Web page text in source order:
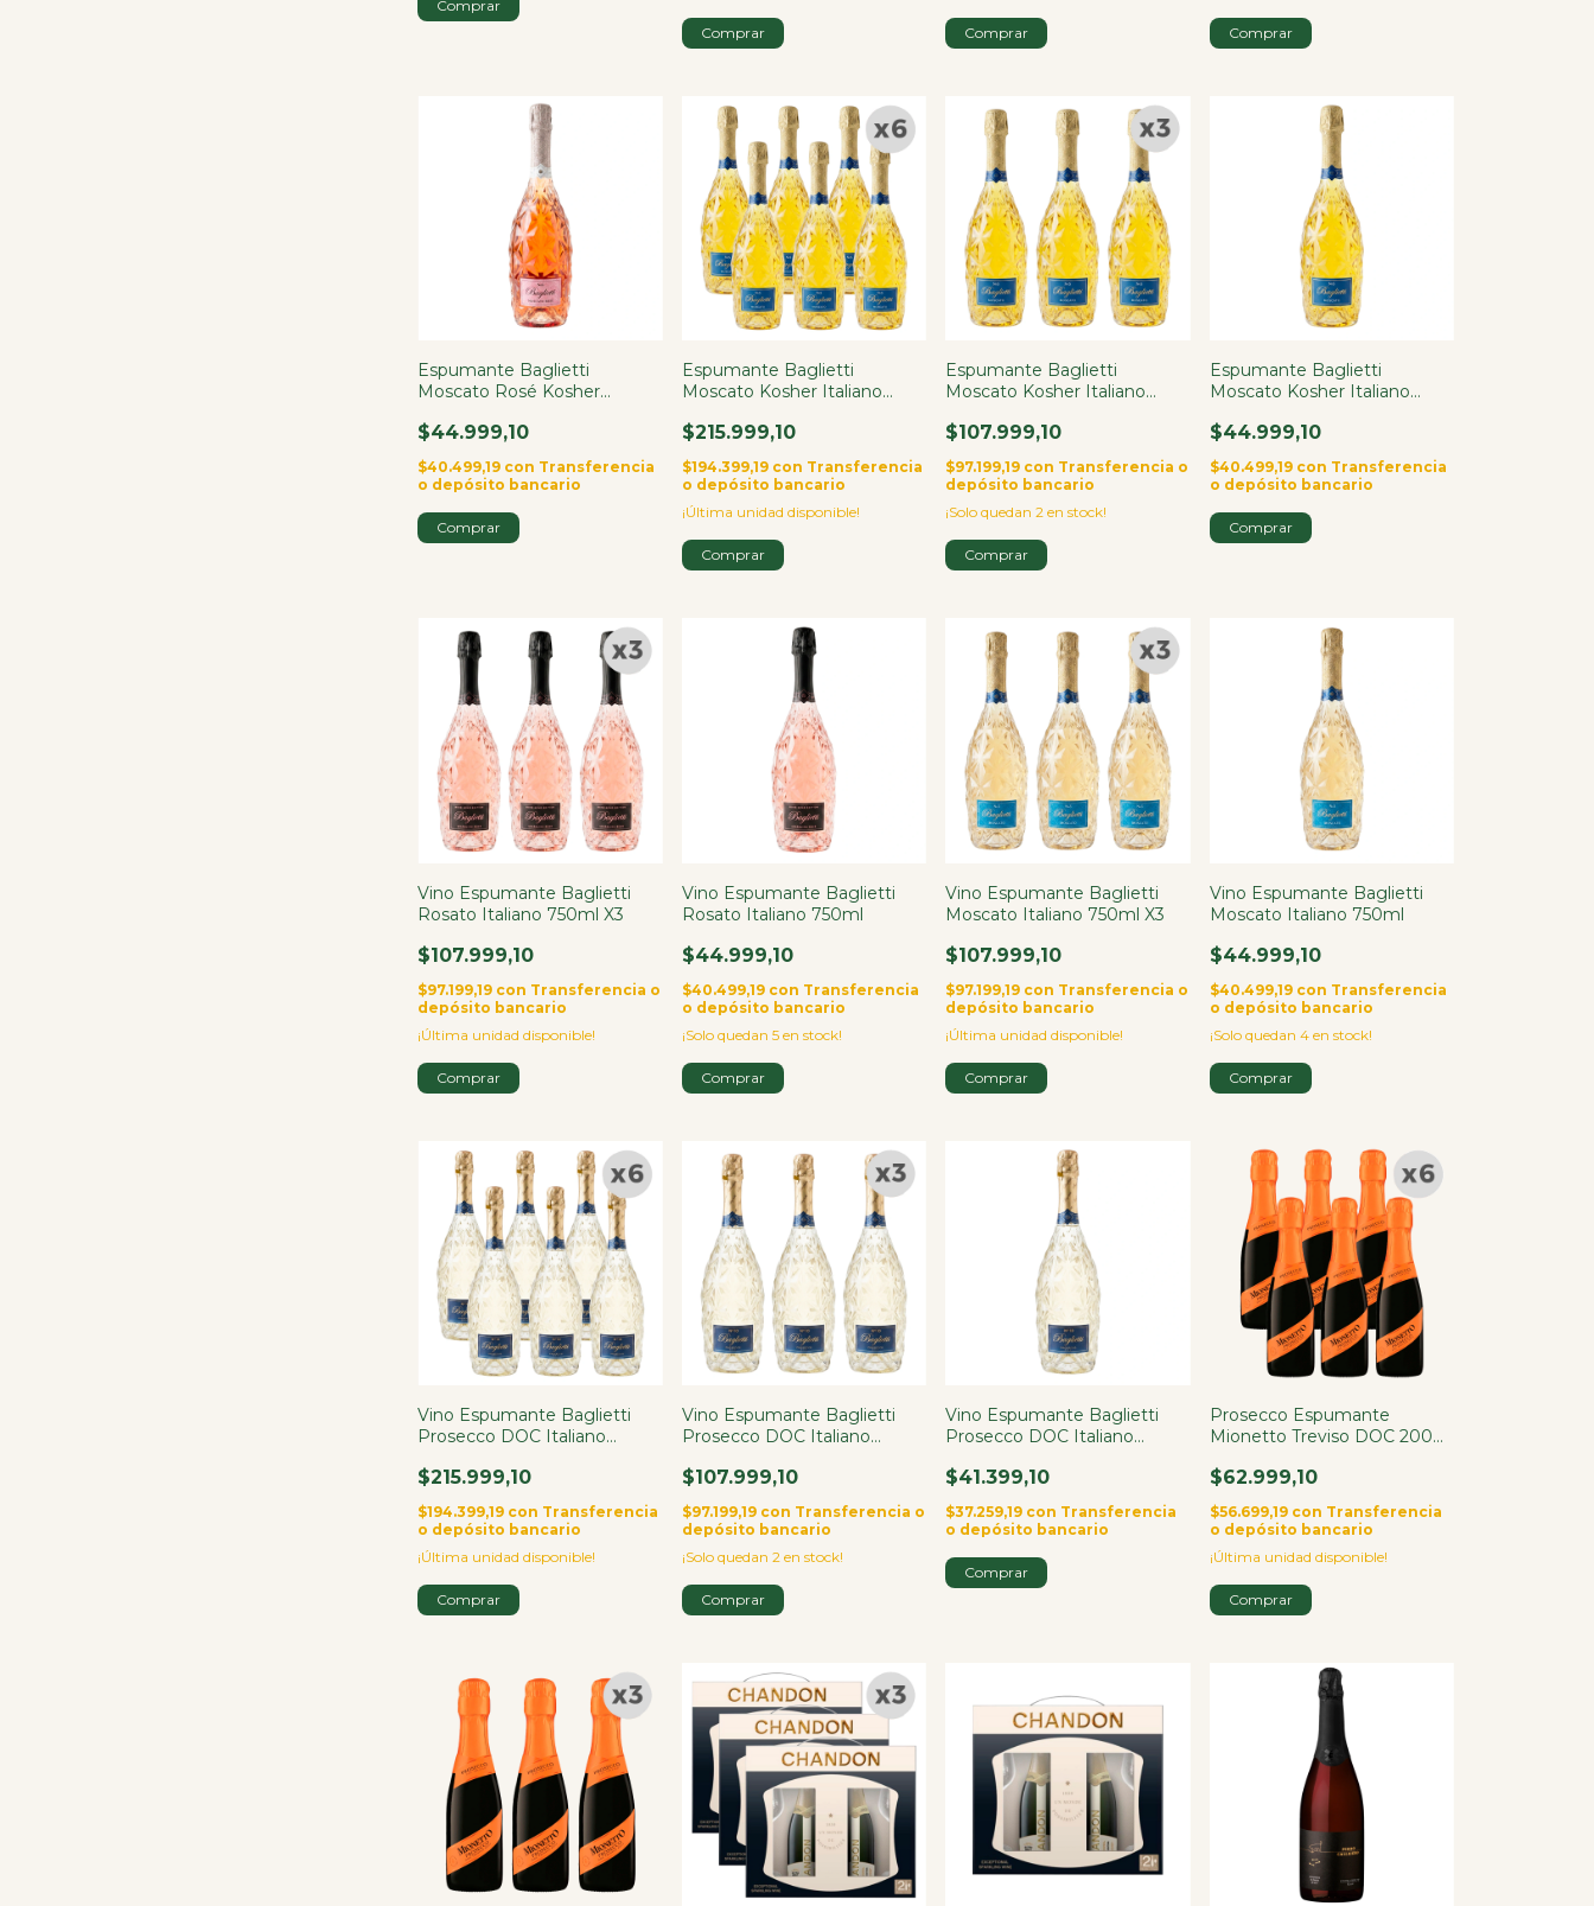
Espumante Baglietti
Moscato Rosé Kosher
$44.999,10
$40.499,19 con Transferencia
o depósito bancario
Espumante Baglietti
Moscato Kosher Italiano
$215.999,10
$194.399,19 con Transferencia
o depósito bancario
¡Última unidad disponible!
Espumante Baglietti
Moscato Kosher Italiano
$107.999,10
$97.199,19 con Transferencia o
depósito bancario
¡Solo quedan2 en stock!
Espumante Baglietti
Moscato Kosher Italiano
$44.999,10
$40.499,19 con Transferencia
o depósito bancario
Vino Espumante Baglietti
Rosato Italiano 750ml X3
$107.999,10
$97.199,19 con Transferencia o
depósito bancario
¡Última unidad disponible!
Vino Espumante Baglietti
Rosato Italiano 750ml
$44.999,10
$40.499,19 con Transferencia
o depósito bancario
¡Solo quedan 5en stock!
Vino Espumante Baglietti
Moscato Italiano 750ml X3
$107.999,10
$97.199,19 con Transferencia o
depósito bancario
¡Última unidad disponible!
Vino Espumante Baglietti
Moscato Italiano 750ml
$44.999,10
$40.499,19 con Transferencia
o depósito bancario
¡Solo quedan 4en stock!
Vino Espumante Baglietti
Prosecco DOC Italiano
$215.999,10
$194.399,19 con Transferencia
o depósito bancario
¡Última unidad disponible!
Vino Espumante Baglietti
Prosecco DOC Italiano
$107.999,10
$97.199,19 con Transferencia o
depósito bancario
¡Solo quedan 2 en stock!
Vino Espumante Baglietti
Prosecco DOC Italiano
$41.399,10
$37.259,19 con Transferencia
o depósito bancario
Prosecco Espumante
Mionetto Treviso DOC 200ml
$62.999,10
$56.699,19 con Transferencia
o depósito bancario
¡Última unidad disponible!